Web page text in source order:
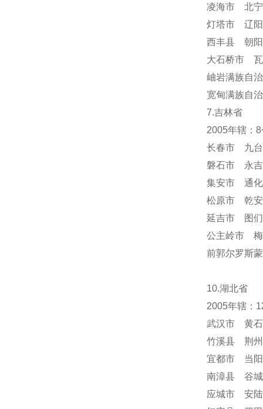
凌海市 北
灯塔市 辽
西丰县 朝
大石桥市
岫岩满族自
宽甸满族自
7.吉林省
2005年辖：
长春市 九
磐石市 永
集安市 通
松原市 乾
延吉市 图
公主岭市
前郭尔罗斯
10.湖北省
2005年辖：
武汉市 黄
竹溪县 荆
宜都市 当
南漳县 谷
应城市 安